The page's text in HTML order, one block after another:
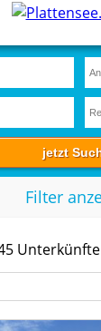
Filter
can't load
own this website?